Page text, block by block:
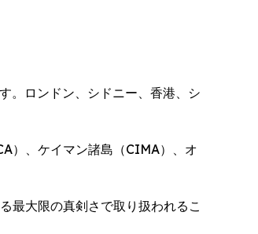
。ロンドン、シドニー、香港、シ
）、ケイマン諸島（CIMA）、オ
最大限の真剣さで取り扱われるこ